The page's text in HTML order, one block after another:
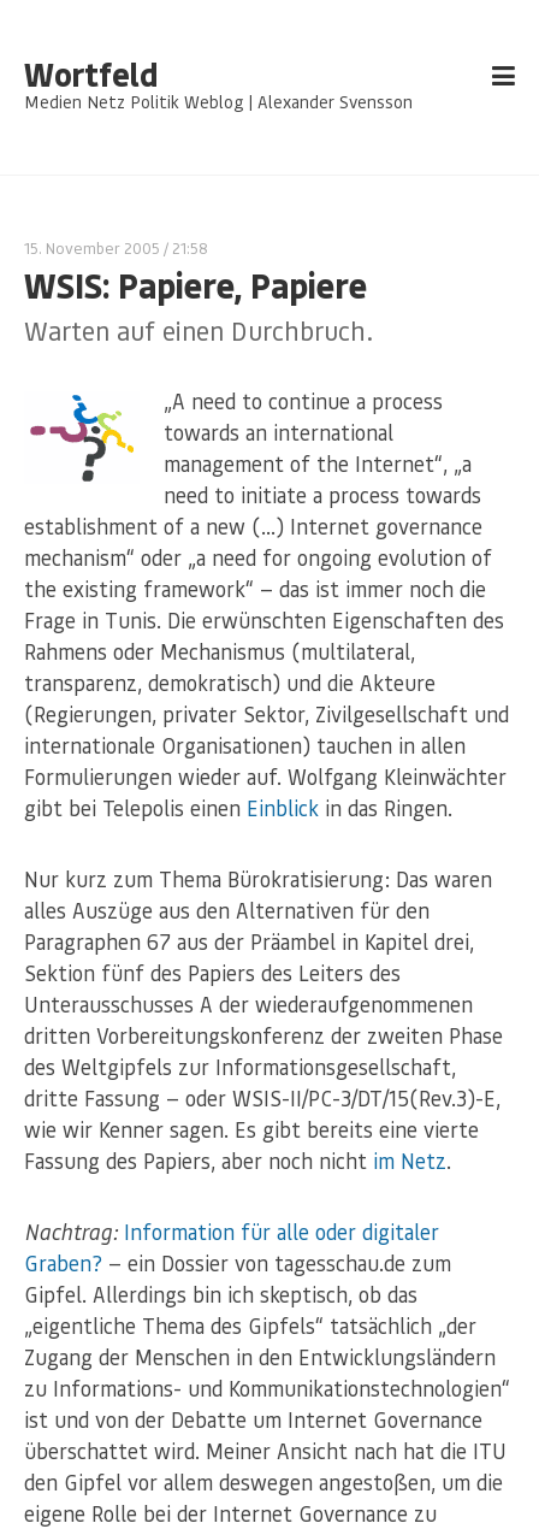
Wortfeld
Medien Netz Politik Weblog | Alexander Svensson
15. November 2005 / 21:58
WSIS: Papiere, Papiere
Warten auf einen Durchbruch.
„A need to continue a process
towards an international
management of the Internet“, „a
need to initiate a process towards
establishment of a new (…) Internet governance
mechanism“ oder „a need for ongoing evolution of
the existing framework“ — das ist immer noch die
Frage in Tunis. Die erwünschten Eigenschaften des
Rahmens oder Mechanismus (multilateral,
transparenz, demokratisch) und die Akteure
(Regierungen, privater Sektor, Zivilgesellschaft und
internationale Organisationen) tauchen in allen
Formulierungen wieder auf. Wolfgang Kleinwächter
gibt bei Telepolis einen Einblick in das Ringen.
Nur kurz zum Thema Bürokratisierung: Das waren
alles Auszüge aus den Alternativen für den
Paragraphen 67 aus der Präambel in Kapitel drei,
Sektion fünf des Papiers des Leiters des
Unterausschusses A der wiederaufgenommenen
dritten Vorbereitungskonferenz der zweiten Phase
des Weltgipfels zur Informationsgesellschaft,
dritte Fassung — oder WSIS-II/PC-3/DT/15(Rev.3)-E,
wie wir Kenner sagen. Es gibt bereits eine vierte
Fassung des Papiers, aber noch nicht im Netz.
Nachtrag: Information für alle oder digitaler
Graben? — ein Dossier von tagesschau.de zum
Gipfel. Allerdings bin ich skeptisch, ob das
„eigentliche Thema des Gipfels“ tatsächlich „der
Zugang der Menschen in den Entwicklungsländern
zu Informations- und Kommunikationstechnologien“
ist und von der Debatte um Internet Governance
überschattet wird. Meiner Ansicht nach hat die ITU
den Gipfel vor allem deswegen angestoßen, um die
eigene Rolle bei der Internet Governance zu